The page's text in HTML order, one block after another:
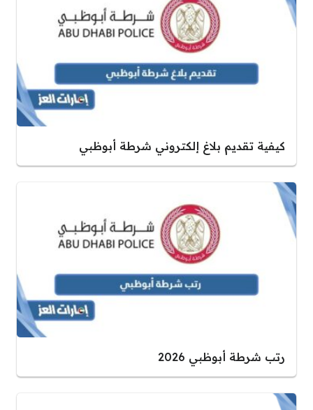
كيفية تقديم بلاغ إلكتروني شرطة أبوظبي
رتب شرطة أبوظبي 2026